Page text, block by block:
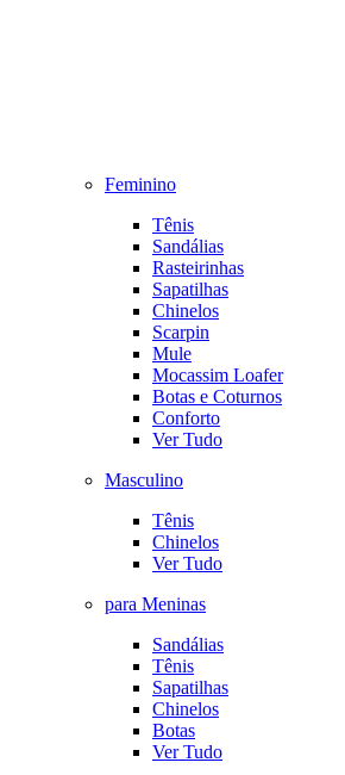
Feminino
Tênis
Sandálias
Rasteirinhas
Sapatilhas
Chinelos
Scarpin
Mule
Mocassim Loafer
Botas e Coturnos
Conforto
Ver Tudo
Masculino
Tênis
Chinelos
Ver Tudo
para Meninas
Sandálias
Tênis
Sapatilhas
Chinelos
Botas
Ver Tudo